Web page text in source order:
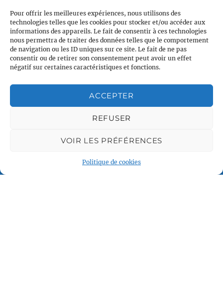
Pour offrir les meilleures expériences, nous utilisons des
technologies telles que les cookies pour stocker et/ou accéder aux
informations des appareils. Le fait de consentir à ces technologies
nous permettra de traiter des données telles que le comportement
de navigation ou les ID uniques sur ce site. Le fait de ne pas
consentir ou de retirer son consentement peut avoir un effet
négatif sur certaines caractéristiques et fonctions.
ACCEPTER
REFUSER
VOIR LES PRÉFÉRENCES
Politique de cookies
Associations partenaires
Croisières gay